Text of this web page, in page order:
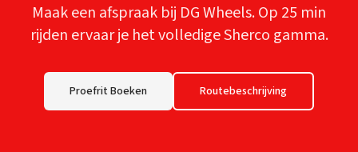
Maak een afspraak bij DG Wheels. Op 25 min
rijden ervaar je het volledigeSherco gamma.
Proefrit Boeken Routebeschrijving